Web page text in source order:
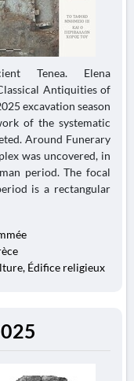
Tenea. Elena
Antiquities of
excavation season
of the systematic
Around Funerary
was uncovered, in
period. The focal
is a rectangular
Édifice religieux